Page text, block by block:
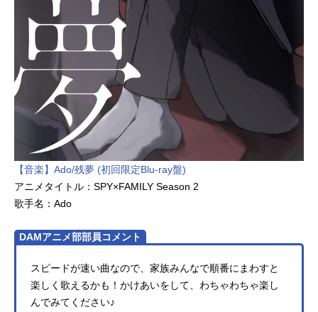
【音楽】Ado/残夢 (初回限定Blu-ray盤)
アニメタイトル：SPY×FAMILY Season 2
歌手名：Ado
DAMアニメ部部員コメント
スピードが速い曲なので、家族みんなで順番にまわすと
楽しく歌えるかも！かけあいをして、わちゃわちゃ楽し
んでみてください♪